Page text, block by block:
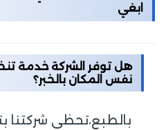
ابغي
هل توفر الشركة خدمة
نفس المكان بالخبر؟
بالطبع،تحظى شركتنا